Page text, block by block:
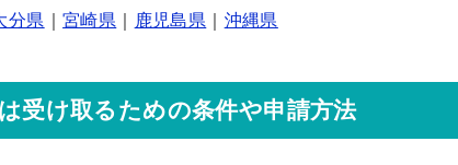
分県 ｜宮崎県 鹿児島県 沖縄県
受け取るための条件や申請方法